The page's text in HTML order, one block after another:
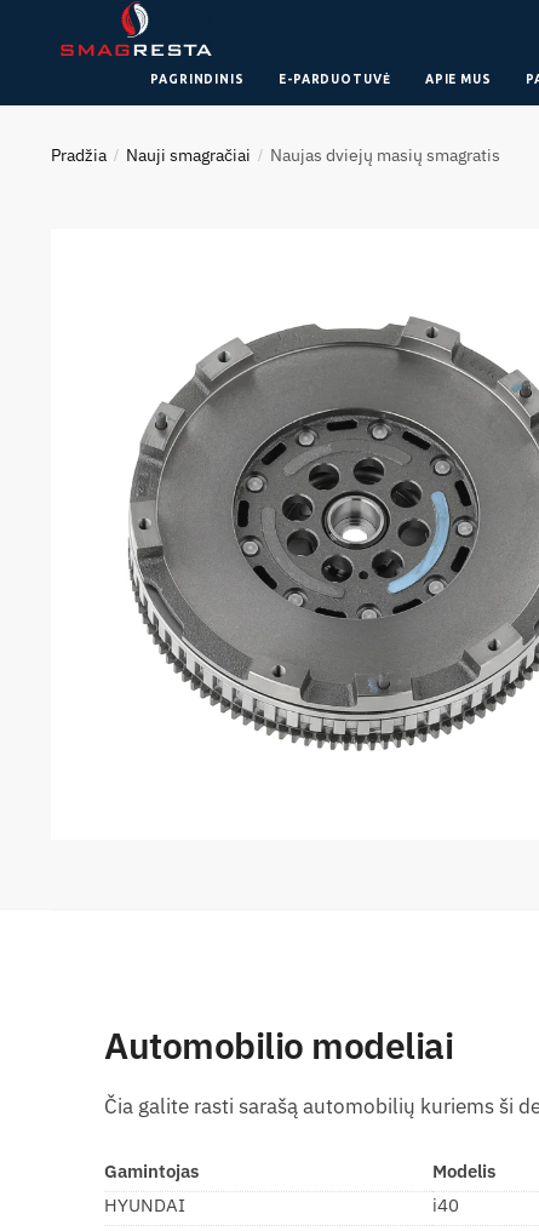
PAGRINDINIS E-PARDUOTUVĖ APIE MUS
Pradžia / Nauji smagračiai / Naujas dviejų masių smagratis
Automobilio modeliai
Čia galite rasti sarašą automobilių kuriems ši
Gamintojas Modelis
HYUNDAI i40